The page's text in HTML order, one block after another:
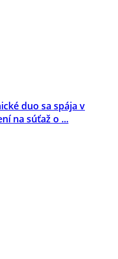
duo sa spája v
na súťaž o ...